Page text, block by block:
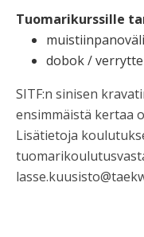
Tuomarikurssille
dobok /
SITF:n sinisen
ensimmäistä kertaa
Lisätietoja